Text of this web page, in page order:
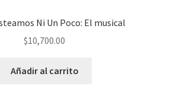
Ni Un Poco: El musical
$10,700.00
Añadir al carrito